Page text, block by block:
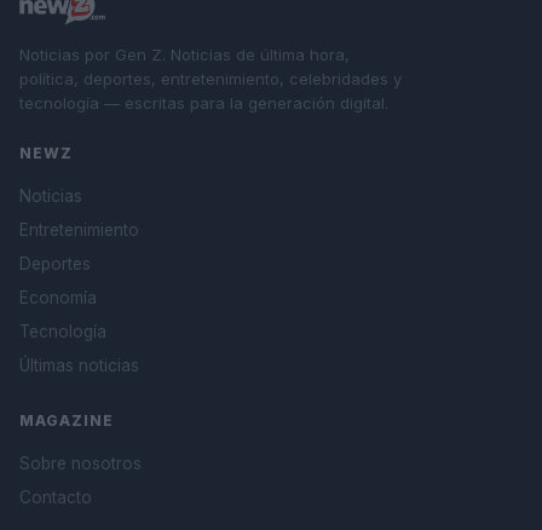
Noticias por Gen Z. Noticias de última hora,
política, deportes, entretenimiento, celebridades y
tecnología — escritas para la generación digital.
NEWZ
Noticias
Entretenimiento
Deportes
Economía
Tecnología
Últimas noticias
MAGAZINE
Sobre nosotros
Contacto